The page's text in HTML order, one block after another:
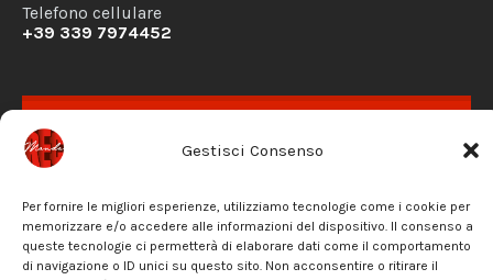
Gestisci Consenso
Per fornire le migliori esperienze, utilizziamo tecnologie come i cookie per
memorizzare e/o accedere alle informazioni del dispositivo. Il consenso a
queste tecnologie ci permetterà di elaborare dati come il comportamento
di navigazione o ID unici su questo sito. Non acconsentire o ritirare il
Telefono cellulare
+39 339 7974452
RICHIESTA DISPONIBILITÀ
CONTATTACI
PRIVACY POLICY
FacebookInstagram
Email